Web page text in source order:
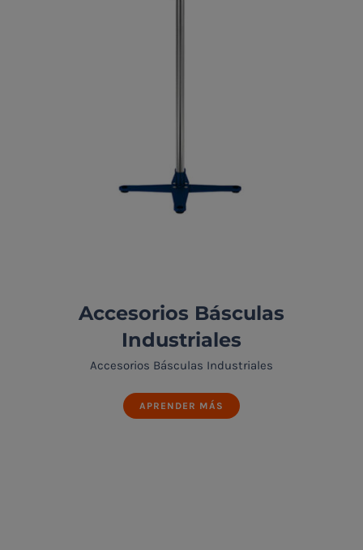
Accesorios Básculas
Industriales
Accesorios Básculas Industriales
APRENDER MÁS